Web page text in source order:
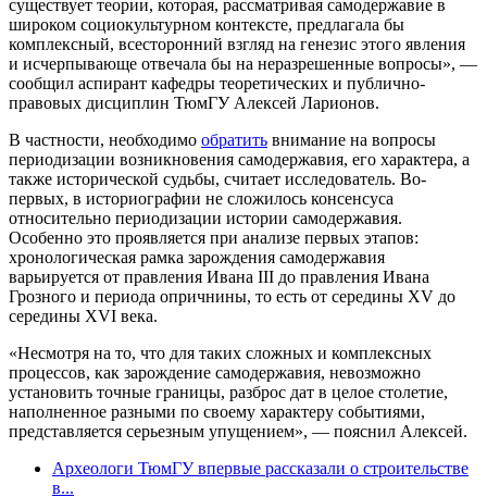
существует теории, которая, рассматривая самодержавие в
широком социокультурном контексте, предлагала бы
комплексный, всесторонний взгляд на генезис этого явления
и исчерпывающе отвечала бы на неразрешенные вопросы», —
сообщил аспирант кафедры теоретических и публично-
правовых дисциплин ТюмГУ Алексей Ларионов.
В частности, необходимо обратить внимание на вопросы
периодизации возникновения самодержавия, его характера, а
также исторической судьбы, считает исследователь. Во-
первых, в историографии не сложилось консенсуса
относительно периодизации истории самодержавия.
Особенно это проявляется при анализе первых этапов:
хронологическая рамка зарождения самодержавия
варьируется от правления Ивана III до правления Ивана
Грозного и периода опричнины, то есть от середины XV до
середины XVI века.
«Несмотря на то, что для таких сложных и комплексных
процессов, как зарождение самодержавия, невозможно
установить точные границы, разброс дат в целое столетие,
наполненное разными по своему характеру событиями,
представляется серьезным упущением», — пояснил Алексей.
Археологи ТюмГУ впервые рассказали о строительстве
в...